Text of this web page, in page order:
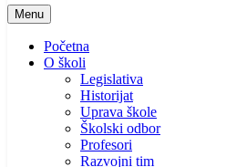
Menu
Početna
O školi
Legislativa
Historijat
Uprava škole
Školski odbor
Profesori
Razvojni tim